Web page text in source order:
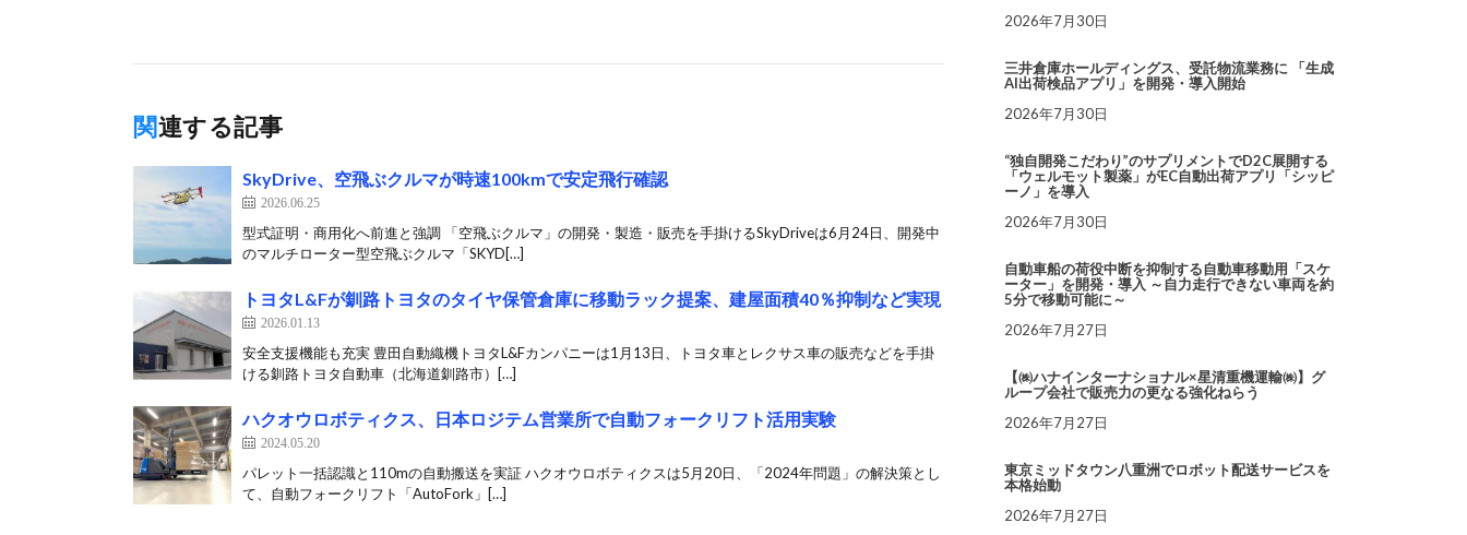
関連する記事
SkyDrive、空飛ぶクルマが時速100kmで安定飛行確認
2026.06.25
型式証明・商用化へ前進と強調 「空飛ぶクルマ」の開発・製造・販売を手掛けるSkyDriveは6月24日、開発中
のマルチローター型空飛ぶクルマ「SKYD[…]
トヨタL&Fが釧路トヨタのタイヤ保管倉庫に移動ラック提案、建屋面積40％抑制など実現
2026.01.13
安全支援機能も充実 豊田自動織機トヨタL&Fカンパニーは1月13日、トヨタ車とレクサス車の販売などを手掛
ける釧路トヨタ自動車（北海道釧路市）[…]
ハクオウロボティクス、日本ロジテム営業所で自動フォークリフト活用実験
2024.05.20
パレット一括認識と110mの自動搬送を実証 ハクオウロボティクスは5月20日、「2024年問題」の解決策とし
て、自動フォークリフト「AutoFork」[…]
2026年7月30日
三井倉庫ホールディングス、受託物流業務に 「生成
AI出荷検品アプリ」を開発・導入開始
2026年7月30日
“独自開発こだわり”のサプリメントでD2C展開する
「ウェルモット製薬」がEC自動出荷アプリ「シッピ
ーノ」を導入
2026年7月30日
自動車船の荷役中断を抑制する自動車移動用「スケ
ーター」を開発・導入 ～自力走行できない車両を約
5分で移動可能に～
2026年7月27日
【㈱ハナインターナショナル×星清重機運輸㈱】グ
ループ会社で販売力の更なる強化ねらう
2026年7月27日
東京ミッドタウン八重洲でロボット配送サービスを
本格始動
2026年7月27日